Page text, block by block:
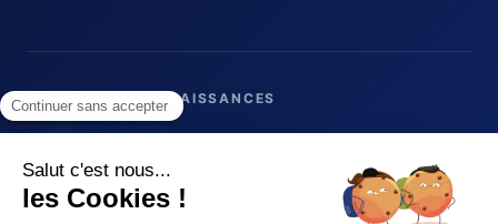
LABELS & RECONNAISSANCES